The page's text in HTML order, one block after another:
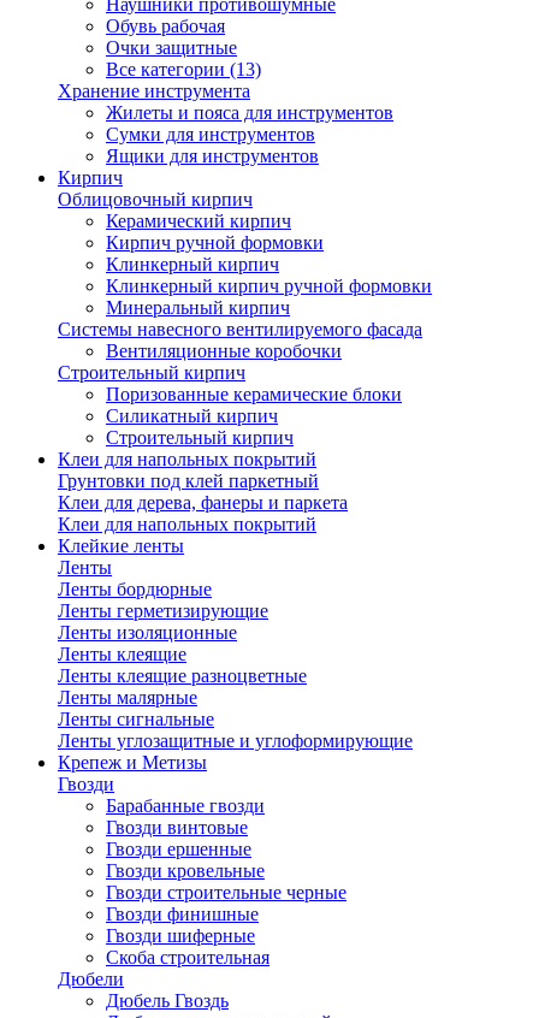
Наушники противошумные
Обувь рабочая
Очки защитные
Все категории (13)
Хранение инструмента
Жилеты и пояса для инструментов
Сумки для инструментов
Ящики для инструментов
Кирпич
Облицовочный кирпич
Керамический кирпич
Кирпич ручной формовки
Клинкерный кирпич
Клинкерный кирпич ручной формовки
Минеральный кирпич
Системы навесного вентилируемого фасада
Вентиляционные коробочки
Строительный кирпич
Поризованные керамические блоки
Силикатный кирпич
Строительный кирпич
Клеи для напольных покрытий
Грунтовки под клей паркетный
Клеи для дерева, фанеры и паркета
Клеи для напольных покрытий
Клейкие ленты
Ленты
Ленты бордюрные
Ленты герметизирующие
Ленты изоляционные
Ленты клеящие
Ленты клеящие разноцветные
Ленты малярные
Ленты сигнальные
Ленты углозащитные и углоформирующие
Крепеж и Метизы
Гвозди
Барабанные гвозди
Гвозди винтовые
Гвозди ершенные
Гвозди кровельные
Гвозди строительные черные
Гвозди финишные
Гвозди шиферные
Скоба строительная
Дюбели
Дюбель Гвоздь